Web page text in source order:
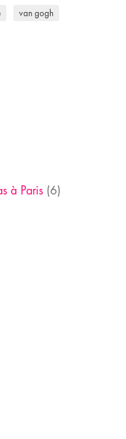
van gogh
à Paris (6)